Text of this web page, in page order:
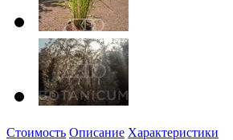
Стоимость Описание Характеристики